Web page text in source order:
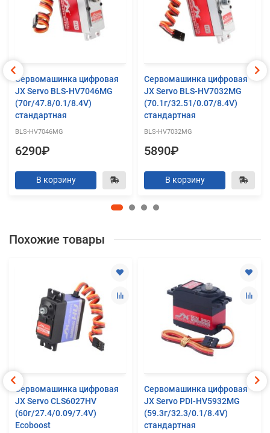
Сервомашинка цифровая
JX Servo BLS-HV7046MG
(70г/47.8/0.1/8.4V)
стандартная
BLS-HV7046MG
6290₽
В корзину
Сервомашинка цифровая
JX Servo BLS-HV7032MG
(70.1г/32.51/0.07/8.4V)
стандартная
BLS-HV7032MG
5890₽
В корзину
Похожие товары
Сервомашинка цифровая
JX Servo CLS6027HV
(60г/27.4/0.09/7.4V)
Ecoboost
Сервомашинка цифровая
JX Servo PDI-HV5932MG
(59.3г/32.3/0.1/8.4V)
стандартная